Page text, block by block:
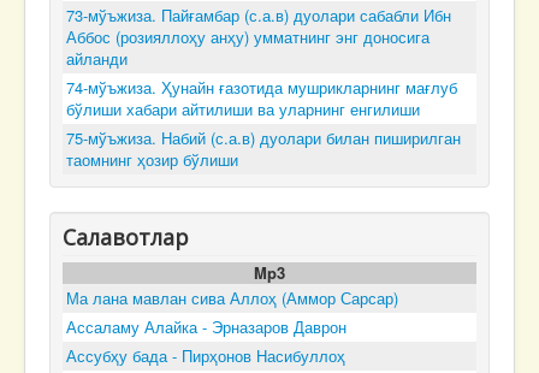
73-мўъжиза. Пайғамбар (с.а.в) дуолари сабабли Ибн
Аббос (розияллоҳу анҳу) умматнинг энг доносига
айланди
74-мўъжиза. Ҳунайн ғазотида мушрикларнинг мағлуб
бўлиши хабари айтилиши ва уларнинг енгилиши
75-мўъжиза. Набий (с.а.в) дуолари билан пиширилган
таомнинг ҳозир бўлиши
Салавотлар
Mp3
Ма лана мавлан сива Аллоҳ (Аммор Сарсар)
Ассаламу Алайка - Эрназаров Даврон
Ассубҳу бада - Пирҳонов Насибуллоҳ